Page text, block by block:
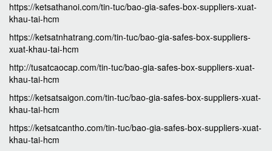
https://ketsathanoi.com/tin-tuc/bao-gia-safes-box-suppliers-xuat-
khau-tai-hcm
https://ketsatnhatrang.com/tin-tuc/bao-gia-safes-box-suppliers-
xuat-khau-tai-hcm
http://tusatcaocap.com/tin-tuc/bao-gia-safes-box-suppliers-xuat-
khau-tai-hcm
https://ketsatsaigon.com/tin-tuc/bao-gia-safes-box-suppliers-xuat-
khau-tai-hcm
https://ketsatcantho.com/tin-tuc/bao-gia-safes-box-suppliers-xuat-
khau-tai-hcm